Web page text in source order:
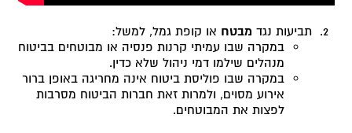
תביעות נגד מבטח או קופת גמל, למשל:
במקרה שבו עמיתי קרנות פנסיה או מבוטחים בביטוח
מנהלים שילמו דמי ניהול שלא כדין.
במקרה שבו פוליסת ביטוח אינה מחריגה באופן ברור
אירוע מסוים, ולמרות זאת חברות הביטוח מסרבות
לפצות את המבוטחים.